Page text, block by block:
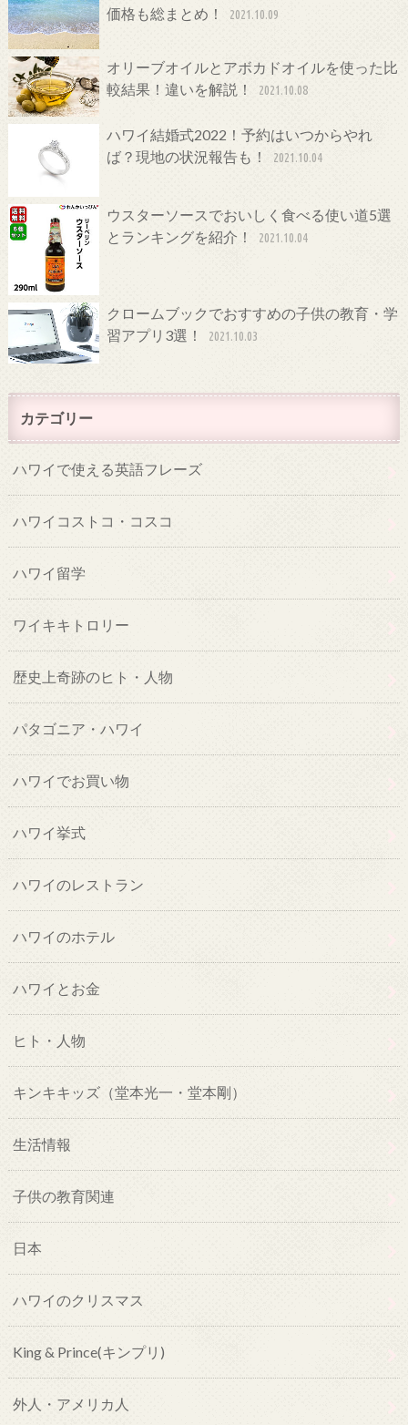
価格も総まとめ！
2021.10.09
オリーブオイルとアボカドオイルを使った比
較結果！違いを解説！
2021.10.08
ハワイ結婚式2022！予約はいつからやれ
ば？現地の状況報告も！
2021.10.04
ウスターソースでおいしく食べる使い道5選
とランキングを紹介！
2021.10.04
クロームブックでおすすめの子供の教育・学
習アプリ3選！
2021.10.03
カテゴリー
ハワイで使える英語フレーズ
ハワイコストコ・コスコ
ハワイ留学
ワイキキトロリー
歴史上奇跡のヒト・人物
パタゴニア・ハワイ
ハワイでお買い物
ハワイ挙式
ハワイのレストラン
ハワイのホテル
ハワイとお金
ヒト・人物
キンキキッズ（堂本光一・堂本剛）
生活情報
子供の教育関連
日本
ハワイのクリスマス
King & Prince(キンプリ)
外人・アメリカ人